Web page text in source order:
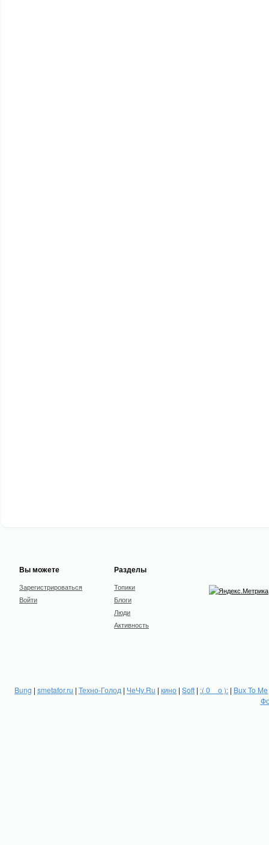
Вы можете
Зарегистрироваться
Войти
Разделы
Топики
Блоги
Люди
Активность
Bung | smetafor.ru | Техно-Голод | ЧеЧу.Ru | кино | Soft | :( 0 _ о ): | Bux To Me